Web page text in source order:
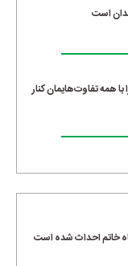
است
همه تفاوت‌هایمان کنار